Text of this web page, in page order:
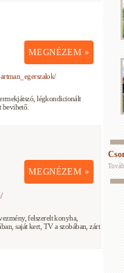
MEGNÉZEM »
légkondicionált
bevihető.
MEGNÉZEM »
felszerelt konyha,
saját kert, TV a szobában, zárt